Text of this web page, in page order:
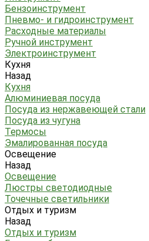
Бензоинструмент
Пневмо- и гидроинструмент
Расходные материалы
Ручной инструмент
Электроинструмент
Кухня
Назад
Кухня
Алюминиевая посуда
Посуда из нержавеющей стали
Посуда из чугуна
Термосы
Эмалированная посуда
Освещение
Назад
Освещение
Люстры светодиодные
Точечные светильники
Отдых и туризм
Назад
Отдых и туризм